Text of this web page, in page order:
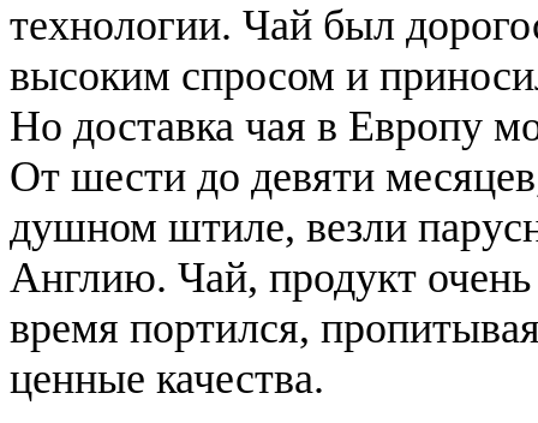
технологии. Чай был
высоким спросом и
Но доставка чая в Европу
От шести до девяти
душном штиле, везли
Англию. Чай, продукт
время портился,
ценные качества.